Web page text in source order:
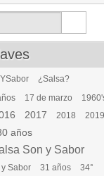
¿Salsa?
17 de marzo
2017 2018
2019
años
Son y Sabor
Sabor 31 años
34°